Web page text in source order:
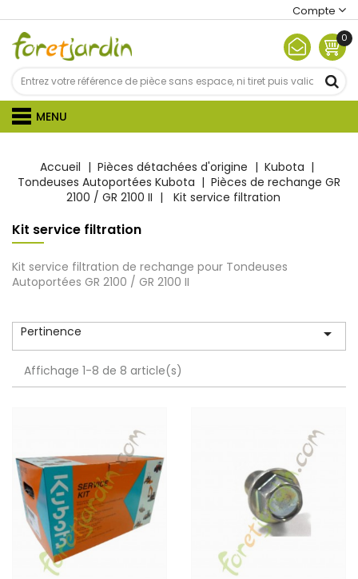
Compte
0
MENU
Accueil Pièces détachées d'origine
Kubota
Tondeuses Autoportées Kubota
Pièces de rechange GR
2100 / GR 2100 II
Kit service filtration
Kit service filtration
Kit service filtration de rechange pour Tondeuses
Autoportées GR 2100 / GR 2100 II
Pertinence 
Affichage 1-8 de 8 article(s)